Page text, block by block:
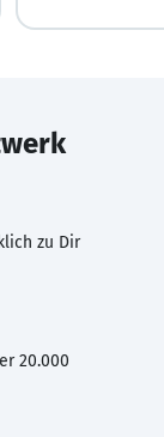
zu Dir
20.000